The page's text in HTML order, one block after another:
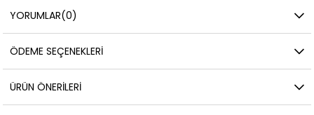
YORUMLAR(0)
ÖDEME SEÇENEKLERI
ÜRÜN ÖNERILERI